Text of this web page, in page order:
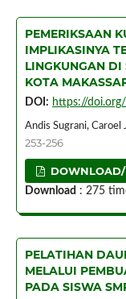
PEMERIKSAAN
IMPLIKASINYA
LINGKUNGAN DI
KOTA
DOI: https://
Andis Sugrani,
253-256
Download : 275
PELATIHAN
MELALUI
PADA SISWA